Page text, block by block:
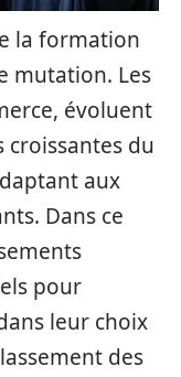
la formation
mutation. Les
évoluent
du
aux
Dans ce
pour
leur choix
des